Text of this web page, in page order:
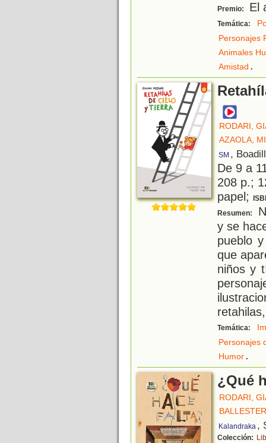
Premio: El
Temática:
Personajes
Animales
Amistad .
RODARI,
AZAOLA,
SM ,
De 9 a
208 p.;
papel;
Resumen:
y se
pueblo
que
niños y
retahilas,
Temática:
Personajes
Humor.
¿Qué
RODARI,
Kalandraka ,
Colección: